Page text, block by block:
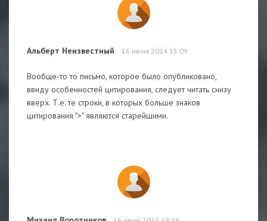
Альберт Неизвестный 16 июня 2014 15:09
Вообще-то то письмо, которое было опубликовано,
ввиду особенностей цитирования, следует читать снизу
вверх. Т.е. те строки, в которых больше знаков
цитирования ">" являются старейшими.